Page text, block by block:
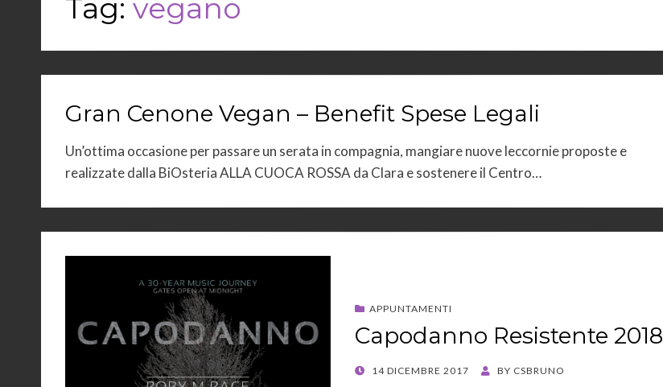
Tag: vegano
Gran Cenone Vegan – Benefit Spese Legali
Un’ottima occasione per passare un serata in compagnia, mangiare nuove leccornie proposte e
realizzate dalla BiOsteria ALLA CUOCA ROSSA da Clara e sostenere il Centro…
APPUNTAMENTI
Capodanno Resistente 2018
POSTED
14 DICEMBRE 2017 BY CSBRUNO